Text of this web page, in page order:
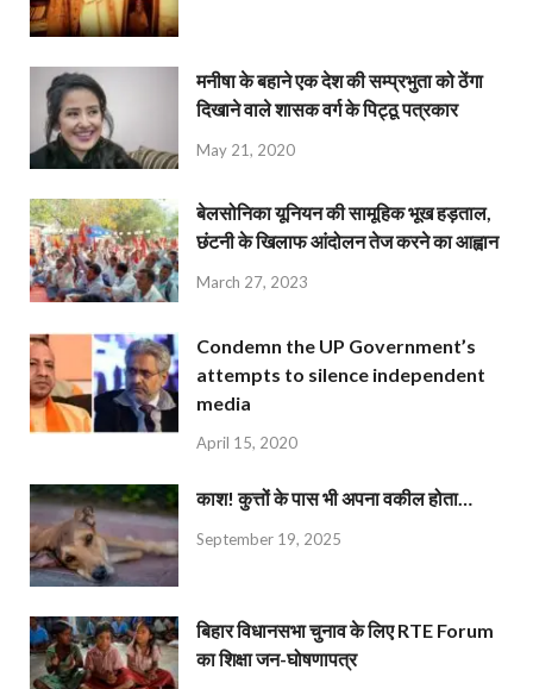
मनीषा के बहाने एक देश की सम्प्रभुता को ठेंगा
दिखाने वाले शासक वर्ग के पिट्ठू पत्रकार
May 21, 2020
बेलसोनिका यूनियन की सामूहिक भूख हड़ताल,
छंटनी के खिलाफ आंदोलन तेज करने का आह्वान
March 27, 2023
Condemn the UP Government’s
attempts to silence independent
media
April 15, 2020
काश! कुत्तों के पास भी अपना वकील होता…
September 19, 2025
बिहार विधानसभा चुनाव के लिए RTE Forum
का शिक्षा जन-घोषणापत्र